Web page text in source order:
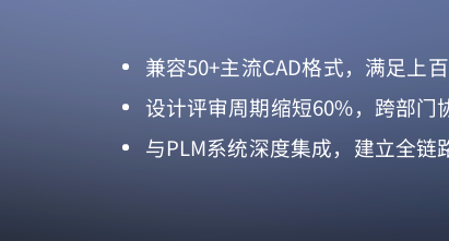
兼容50+主流CAD格式，满足上
设计评审周期缩短60%，跨部门
与PLM系统深度集成，建立全链